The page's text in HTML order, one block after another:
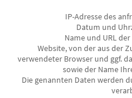
IP-Adresse des
Datum und
Name und URL
Website, von der aus der
verwendeter Browser und ggf.
sowie der Name
Die genannten Daten werden